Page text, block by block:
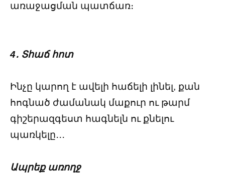
առաջացման պատճառ։
4․ Տհաճ հոտ
Ինչը կարող է ավելի հաճելի լինել, քան
հոգնած ժամանակ մաքուր ու թարմ
գիշերազգեստ հագնելն ու քնելու
պառկելը․․․
Ապրեք առողջ